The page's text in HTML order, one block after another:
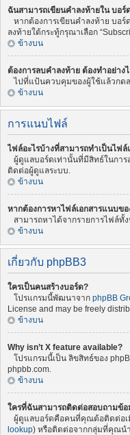
ฉันสามารถเขียนคำลงท้ายใน บอร์
หากต้องการเขียนคำลงท้าย บอร์
ลงท้ายใต้กระทู้กรุณาเลือก
ข้างบน
ต้องการลบคำลงท้าย ต้องทำอย่าง
ไปที่แป้นควบคุมของผู้ใช้แล้วกด
ข้างบน
การแนบไฟล์
ไฟล์อะไรบ้างที่สามารถทำเป็นไฟ
ผู้ดูแลบอร์ดเท่านั้นที่มีสิทธ์ในกา
ติดต่อผู้ดูแลระบบ.
ข้างบน
หากต้องการหาไฟล์เอกสารแนบขอ
สามารถหาได้จากรายการไฟล์
ข้างบน
เกี่ยวกับ phpBB3
ใครเป็นคนสร้างบอร์ด?
โปรแกรมนี้พัฒนาจาก phpBB
License and may be freely
ข้างบน
Why isn’t X feature available?
โปรแกรมนี้เป็น ลิขสิทธ์ของ
phpbb.com.
ข้างบน
ใครที่ฉันสามารถติดต่อสอบถามข้อ
ผู้ดูแลบอร์ดคือคนที่คุณต้อติดต่อเ
lookup) หรือติดต่อจากกลุ่มที่คุณน